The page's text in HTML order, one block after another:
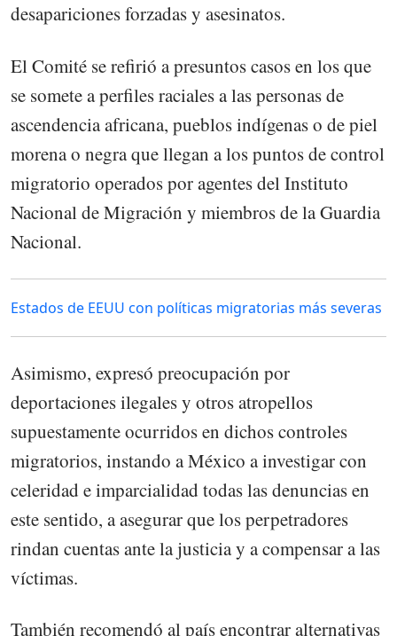
desapariciones forzadas y asesinatos.
El Comité se refirió a presuntos casos en los que
se somete a perfiles raciales a las personas de
ascendencia africana, pueblos indígenas o de piel
morena o negra que llegan a los puntos de control
migratorio operados por agentes del Instituto
Nacional de Migración y miembros de la Guardia
Nacional.
Estados de EEUU con políticas migratorias más severas
Asimismo, expresó preocupación por
deportaciones ilegales y otros atropellos
supuestamente ocurridos en dichos controles
migratorios, instando a México a investigar con
celeridad e imparcialidad todas las denuncias en
este sentido, a asegurar que los perpetradores
rindan cuentas ante la justicia y a compensar a las
víctimas.
También recomendó al país encontrar alternativas